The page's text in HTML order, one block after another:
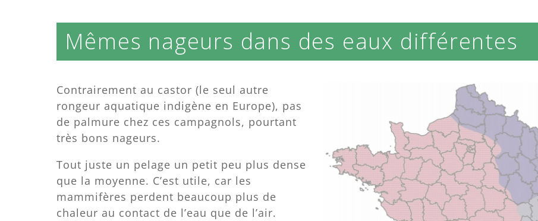
Mêmes nageurs dans des eaux différentes
Contrairement au castor (le seul autre
rongeur aquatique indigène en Europe), pas
de palmure chez ces campagnols, pourtant
très bons nageurs.
Tout juste un pelage un petit peu plus dense
que la moyenne. C’est utile, car les
mammifères perdent beaucoup plus de
chaleur au contact de l’eau que de l’air.